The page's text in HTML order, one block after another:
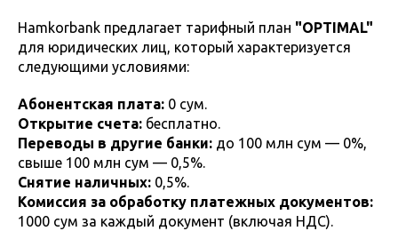
Hamkorbank предлагает тарифный план "OPTIMAL"
для юридических лиц, который характеризуется
следующими условиями:
Абонентская плата: 0 сум.
Открытие счета: бесплатно.
Переводы в другие банки: до 100 млн сум — 0%,
свыше 100 млн сум — 0,5%.
Снятие наличных: 0,5%.
Комиссия за обработку платежных документов:
1000 сум за каждый документ (включая НДС).